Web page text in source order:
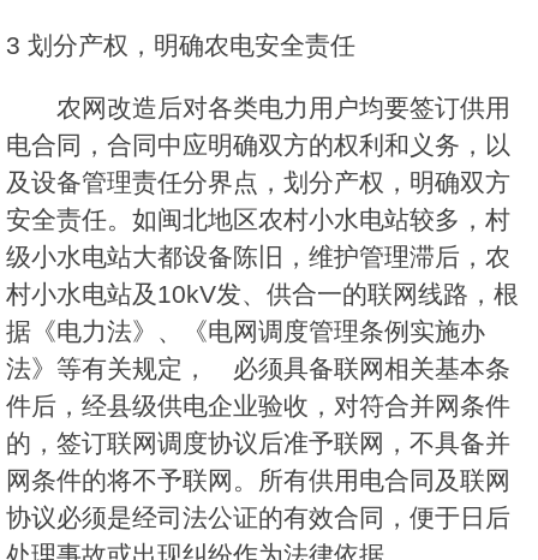
3 划分产权，明确农电安全责任
农网改造后对各类电力用户均要签订供用
电合同，合同中应明确双方的权利和义务，以
及设备管理责任分界点，划分产权，明确双方
安全责任。如闽北地区农村小水电站较多，村
级小水电站大都设备陈旧，维护管理滞后，农
村小水电站及10kV发、供合一的联网线路，根
据《电力法》、《电网调度管理条例实施办
法》等有关规定， 必须具备联网相关基本条
件后，经县级供电企业验收，对符合并网条件
的，签订联网调度协议后准予联网，不具备并
网条件的将不予联网。所有供用电合同及联网
协议必须是经司法公证的有效合同，便于日后